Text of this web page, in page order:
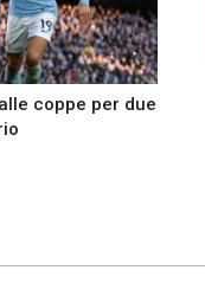
coppe per due